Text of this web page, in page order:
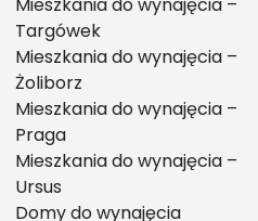
Mieszkania do wynajęcia –
Targówek
Mieszkania do wynajęcia –
Żoliborz
Mieszkania do wynajęcia –
Praga
Mieszkania do wynajęcia –
Ursus
Domy do wynajęcia